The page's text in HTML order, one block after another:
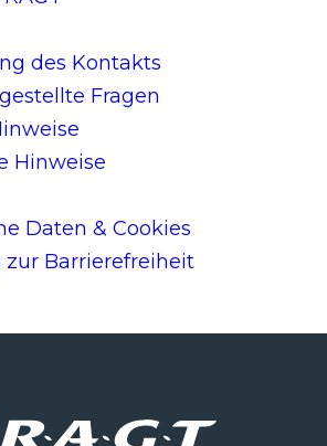
des Kontakts
Fragen
Hinweise
Daten & Cookies
zur Barrierefreiheit